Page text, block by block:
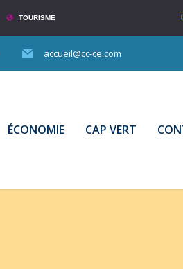
TOURISME
accueil@cc-ce.com
ÉCONOMIE CAP VERT